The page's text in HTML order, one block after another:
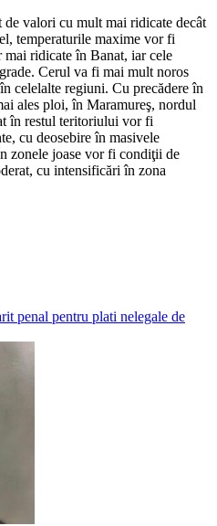
valori cu mult mai ridicate decât
temperaturile maxime vor fi
mai ridicate în Banat, iar cele
Cerul va fi mai mult noros
celelalte regiuni. Cu precădere în
ales ploi, în Maramureş, nordul
în restul teritoriului vor fi
cu deosebire în masivele
zonele joase vor fi condiţii de
cu intensificări în zona
penal pentru plati nelegale de